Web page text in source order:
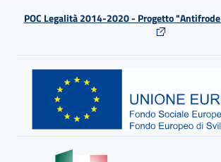
POC Legalità 2014-2020 - Progetto